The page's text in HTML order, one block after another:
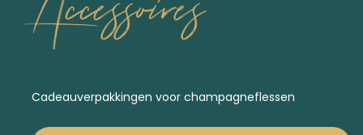
Cadeauverpakkingen voor champagneflessen